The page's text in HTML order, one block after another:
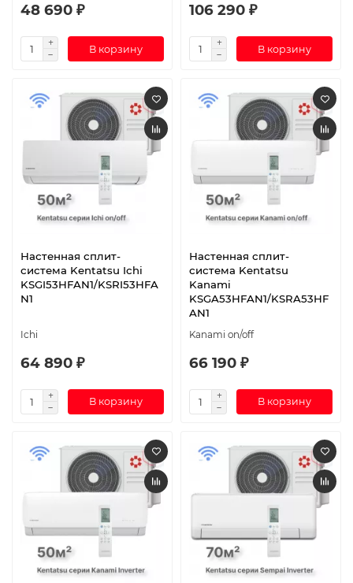
48 690 ₽
В корзину
106 290 ₽
В корзину
Настенная сплит-
система Kentatsu Ichi
KSGI53HFAN1/KSRI53HFA
N1
Ichi
64 890 ₽
В корзину
Настенная сплит-
система Kentatsu
Kanami
KSGA53HFAN1/KSRA53HF
AN1
Kanami on/off
66 190 ₽
В корзину